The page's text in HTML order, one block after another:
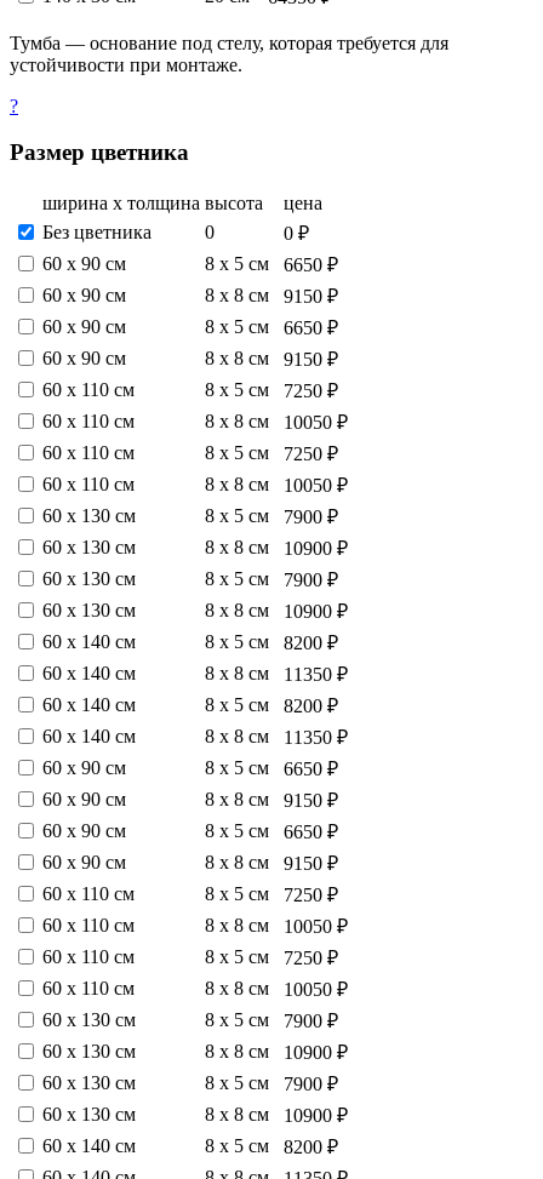
Тумба — основание под стелу, которая требуется для
устойчивости при монтаже.
?
Размер цветника
ширина х толщина высота
цена
Без цветника
0
0 ₽
60 х 90 см
8 х 5 см
6650 ₽
60 х 90 см
8 х 8 см
9150 ₽
60 х 90 см
8 х 5 см
6650 ₽
60 х 90 см
8 х 8 см
9150 ₽
60 х 110 см
8 х 5 см
7250 ₽
60 х 110 см
8 х 8 см
10050 ₽
60 х 110 см
8 х 5 см
7250 ₽
60 х 110 см
8 х 8 см
10050 ₽
60 х 130 см
8 х 5 см
7900 ₽
60 х 130 см
8 х 8 см
10900 ₽
60 х 130 см
8 х 5 см
7900 ₽
60 х 130 см
8 х 8 см
10900 ₽
60 х 140 см
8 х 5 см
8200 ₽
60 х 140 см
8 х 8 см
11350 ₽
60 х 140 см
8 х 5 см
8200 ₽
60 х 140 см
8 х 8 см
11350 ₽
60 х 90 см
8 х 5 см
6650 ₽
60 х 90 см
8 х 8 см
9150 ₽
60 х 90 см
8 х 5 см
6650 ₽
60 х 90 см
8 х 8 см
9150 ₽
60 х 110 см
8 х 5 см
7250 ₽
60 х 110 см
8 х 8 см
10050 ₽
60 х 110 см
8 х 5 см
7250 ₽
60 х 110 см
8 х 8 см
10050 ₽
60 х 130 см
8 х 5 см
7900 ₽
60 х 130 см
8 х 8 см
10900 ₽
60 х 130 см
8 х 5 см
7900 ₽
60 х 130 см
8 х 8 см
10900 ₽
60 х 140 см
8 х 5 см
8200 ₽